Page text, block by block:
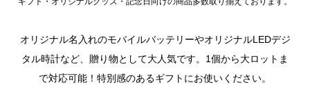
オリジナル名入れのモバイルバッテリーやオリジナルLEDデジ
タル時計など、贈り物として大人気です。1個から大ロットま
で対応可能！特別感のあるギフトにお使いください。